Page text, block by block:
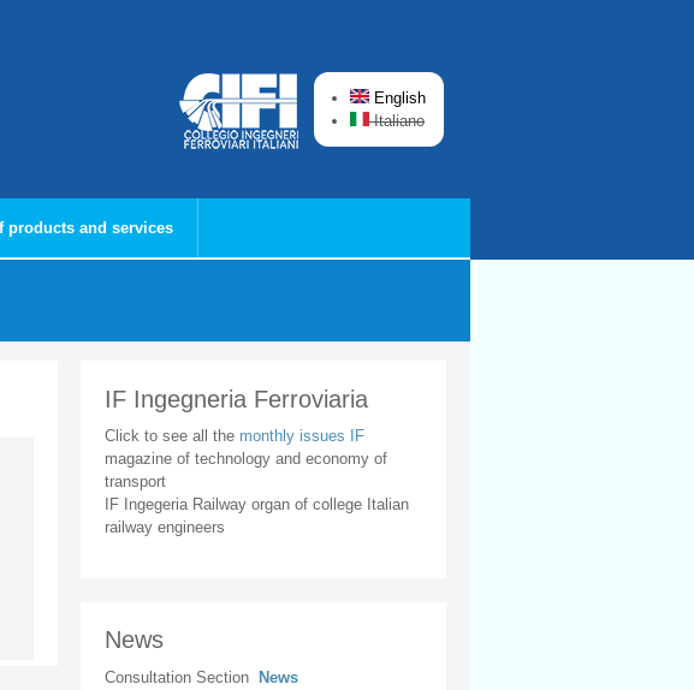
English
Italiano
products and services
IF Ingegneria Ferroviaria
Click to see all the monthly issues IF
magazine of technology and economy of
transport
IF Ingegeria Railway organ of college Italian
railway engineers
News
Consultation Section News